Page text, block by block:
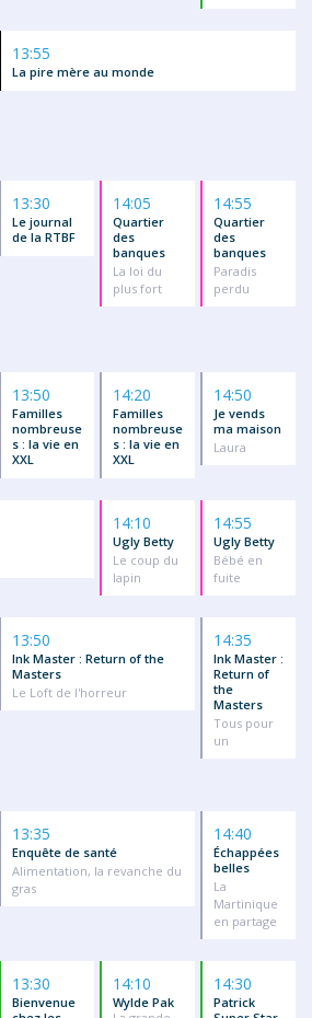
13:55
La pire mère au monde
13:30
Le journal
de la RTBF
14:05
Quartier
des
banques
La loi du
plus fort
14:55
Quartier
des
banques
Paradis
perdu
13:50
Familles
nombreuse
s : la vie en
XXL
14:20
Familles
nombreuse
s : la vie en
XXL
14:50
Je vends
ma maison
Laura
14:10
Ugly Betty
Le coup du
lapin
14:55
Ugly Betty
Bébé en
fuite
13:50
Ink Master : Return of the
Masters
Le Loft de l'horreur
14:35
Ink Master :
Return of
the
Masters
Tous pour
un
13:35
Enquête de santé
Alimentation, la revanche du
gras
14:40
Échappées
belles
La
Martinique
en partage
13:30
Bienvenue
14:10
Wylde Pak
14:30
Patrick